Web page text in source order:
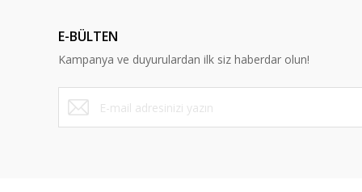
Ürün bilgilerinde hatalar bulunuyor.
Ürün fiyatı diğer sitelerden daha pahalı.
Bu ürüne benzer farklı alternatifler olmalı.
E-BÜLTEN
Kampanya ve duyurulardan ilk siz haberdar olun!